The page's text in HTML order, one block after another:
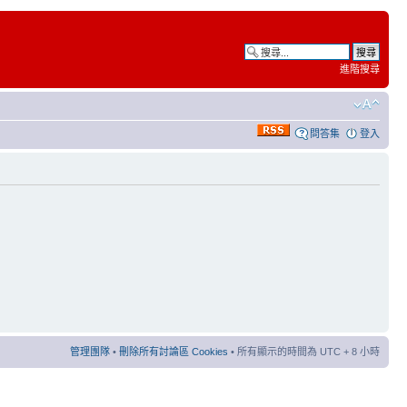
進階搜尋
問答集 登入
管理團隊 • 刪除所有討論區 Cookies • 所有顯示的時間為 UTC + 8 小時